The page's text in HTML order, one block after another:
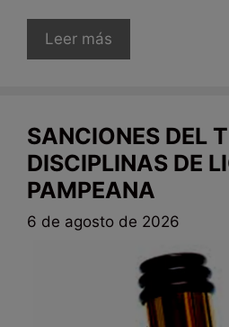
Leer más
SANCIONES DEL
DISCIPLINAS DE
PAMPEANA
6 de agosto de 2026